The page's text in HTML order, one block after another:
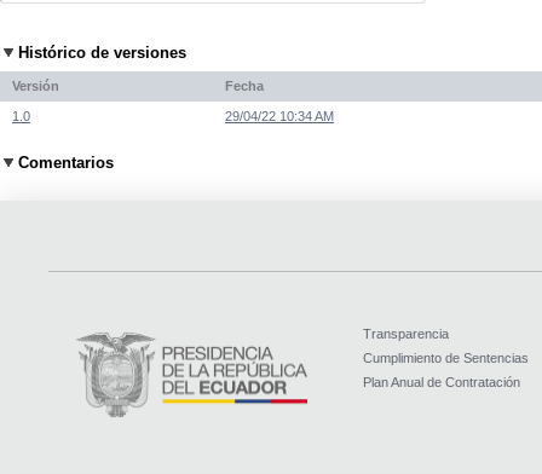
Histórico de versiones
Versión Fecha
1.0 29/04/22 10:34 AM
Comentarios
Transparencia
Cumplimiento de Sentencias
Plan Anual de Contratación